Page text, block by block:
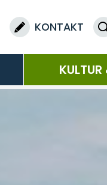
KONTAKT